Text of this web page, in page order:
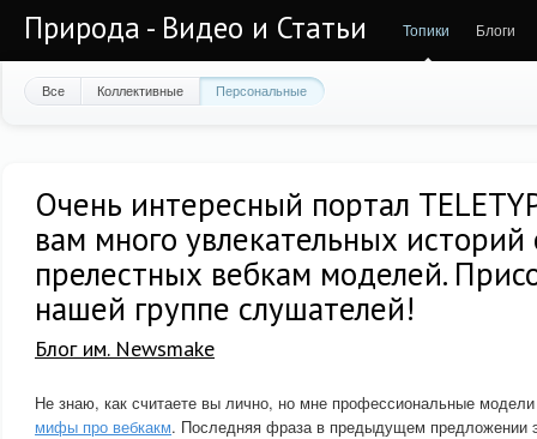
Природа - Видео и Статьи Топики Блоги
Все Коллективные Персональные
Очень интересный портал
вам много увлекательных историй
прелестных вебкам моделей.
нашей группе слушателей!
Блог им. Newsmake
Не знаю, как считаете вы лично, но мне профессиональные
мифы про вебкакм. Последняя фраза в предыдущем предложении